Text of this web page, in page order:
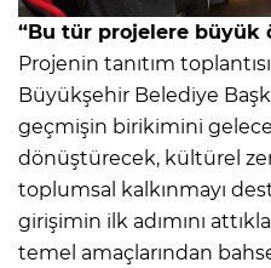
“Bu tür projelere büyük
Projenin tanıtım
Büyükşehir Belediye
geçmişin birikimini
dönüştürecek, kültürel
toplumsal kalkınmayı
girişimin ilk adımını
temel amaçlarından